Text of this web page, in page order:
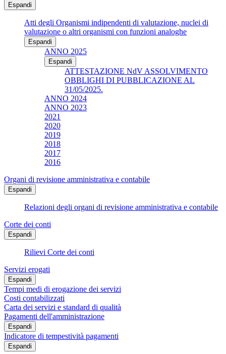
Espandi
Atti degli Organismi indipendenti di valutazione, nuclei di
valutazione o altri organismi con funzioni analoghe
Espandi
ANNO 2025
Espandi
ATTESTAZIONE NdV ASSOLVIMENTO
OBBLIGHI DI PUBBLICAZIONE AL
31/05/2025.
ANNO 2024
ANNO 2023
2021
2020
2019
2018
2017
2016
Organi di revisione amministrativa e contabile
Espandi
Relazioni degli organi di revisione amministrativa e contabile
Corte dei conti
Espandi
Rilievi Corte dei conti
Servizi erogati
Espandi
Tempi medi di erogazione dei servizi
Costi contabilizzati
Carta dei servizi e standard di qualità
Pagamenti dell'amministrazione
Espandi
Indicatore di tempestività pagamenti
Espandi